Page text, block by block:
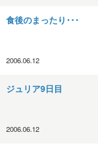
食後のまったり･･･
2006.06.12
ジュリア9日目
2006.06.12